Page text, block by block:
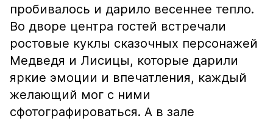
пробивалось и дарило весеннее тепло.
Во дворе центра гостей встречали
ростовые куклы сказочных персонажей
Медведя и Лисицы, которые дарили
яркие эмоции и впечатления, каждый
желающий мог с ними
сфотографироваться. А в зале